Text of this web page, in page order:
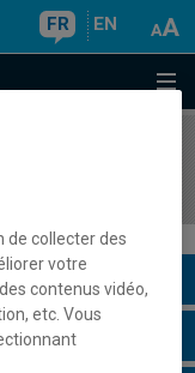
FR EN
de collecter des
votre
contenus vidéo,
etc. Vous